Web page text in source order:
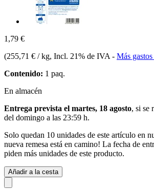
1,79 €
(255,71 € / kg, Incl. 21% de IVA - Más
Contenido: 1 paq.
En almacén
Entrega prevista el martes, 18 agosto, si se
del domingo a las 23:59 h.
Solo quedan 10 unidades de este artículo en
nueva remesa está en camino! La fecha de
piden más unidades de este producto.
Añadir a la cesta